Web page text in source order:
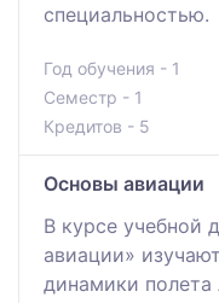
специальностью.
Год обучения - 1
Семестр - 1
Кредитов - 5
Основы авиации
В курсе учебной
авиации»
динамики полета